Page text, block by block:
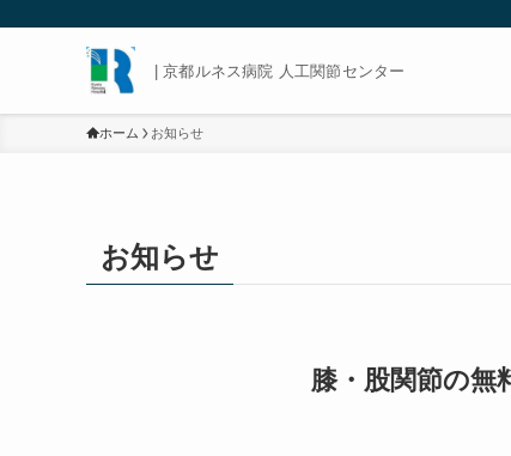
| 京都ルネス病院 人工関節センター
ホーム お知らせ
お知らせ
膝・股関節の無